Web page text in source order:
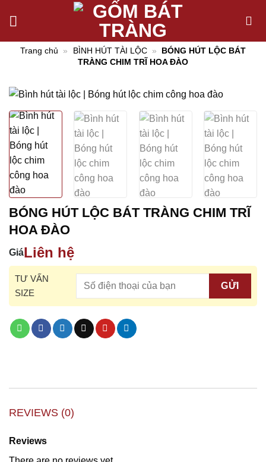
dungTrang chủ » BÌNH HÚT TÀI LỘC »
BÓNG HÚT LỘC BÁT
TRÀNG CHIM TRĨ HOA ĐÀO
BÓNG HÚT LỘC BÁT TRÀNG CHIM TRĨ
HOA ĐÀO
GiáLiên hệ
TƯ VẤN
SIZE
REVIEWS (0)
Reviews